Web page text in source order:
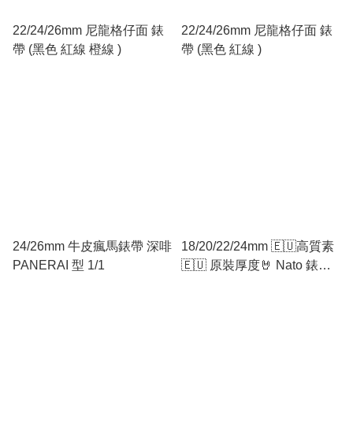
22/24/26mm 尼龍格仔面 錶
帶 (黑色 紅線 橙線 )
22/24/26mm 尼龍格仔面 錶
帶 (黑色 紅線 )
24/26mm 牛皮瘋馬錶帶 深啡
PANERAI 型 1/1
18/20/22/24mm 🇪🇺高質素
🇪🇺 原裝厚度🤘 Nato 錶帶